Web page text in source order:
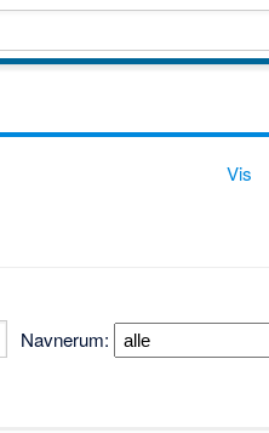
Vis
Navnerum: